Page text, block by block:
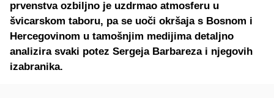
prvenstva ozbiljno je uzdrmao atmosferu u
švicarskom taboru, pa se uoči okršaja s Bosnom i
Hercegovinom u tamošnjim medijima detaljno
analizira svaki potez Sergeja Barbareza i njegovih
izabranika.